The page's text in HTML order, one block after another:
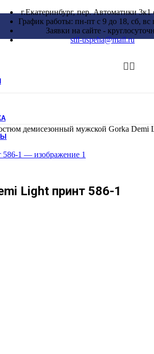
г.Екатеринбург, пер. Автоматики 3к1
График работы: пн-пт с 9 до 18, сб, вс
Заявки на сайте -
stil-uspeha@mail.ru
демисезонный мужской Gorka Demi
Light принт 586-1